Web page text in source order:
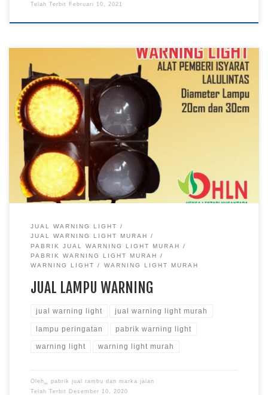
Telah Terbit
Februari 10, 2021
JUAL WARNING LIGHT
JUAL WARNING LIGHT MURAH
PABRIK JUAL WARNING LIGHT MURAH
PABRIK WARNING LIGHT MURAH
WARNING LIGHT
WARNING LIGHT MURAH
JUAL LAMPU WARNING
jual warning light jual warning light murah
lampu peringatan pabrik warning light
warning light warning light murah
Oleh␣ pabrik jual rambu dan marka jalan
Telah Terbit
Desember 10, 2020